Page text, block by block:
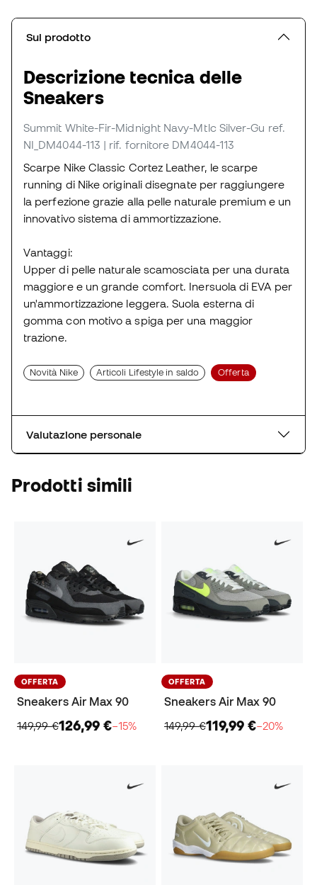
Sul prodotto
Descrizione tecnica delle
Sneakers
Summit White-Fir-Midnight Navy-Mtlc Silver-Gu ref.
NI_DM4044-113 | rif. fornitore DM4044-113
Scarpe Nike Classic Cortez Leather, le scarpe
running di Nike originali disegnate per raggiungere
la perfezione grazie alla pelle naturale premium e un
innovativo sistema di ammortizzazione.
Vantaggi:
Upper di pelle naturale scamosciata per una durata
maggiore e un grande comfort. Inersuola di EVA per
un'ammortizzazione leggera. Suola esterna di
gomma con motivo a spiga per una maggior
trazione.
Novità Nike Articoli Lifestyle in saldo Offerta
Valutazione personale
Prodotti simili
OFFERTA
Sneakers Air Max 90
149,99 €126,99 €−15%
OFFERTA
Sneakers Air Max 90
149,99 €119,99 €−20%